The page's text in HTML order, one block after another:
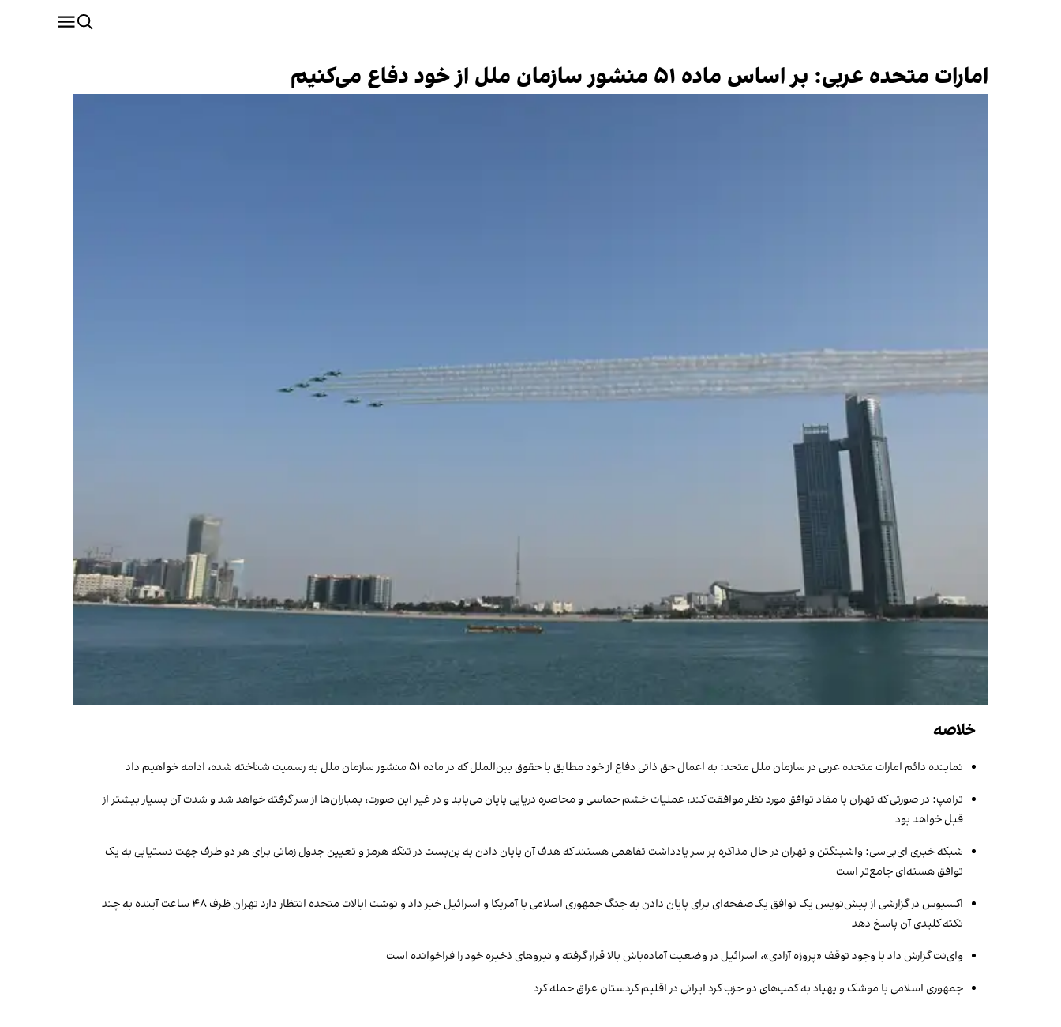
امارات متحده عربی: بر اساس ماده ۵۱ منشور سازمان ملل از خود دفاع می‌کنیم
خلاصه
نماینده دائم امارات متحده عربی در سازمان ملل متحد: به اعمال حق ذاتی دفاع از خود مطابق با حقوق بین‌الملل که در ماده ۵۱ منشور سازمان ملل به رسمیت شناخته شده، ادامه خواهیم داد
ترامپ: در صورتی که تهران با مفاد توافق مورد نظر موافقت کند، عملیات خشم حماسی و محاصره دریایی پایان می‌یابد و در غیر این صورت، بمباران‌ها از سر گرفته خواهد شد و شدت آن بسیار بیشتر از
قبل خواهد بود
شبکه خبری ای‌بی‌سی: واشینگتن و تهران در حال مذاکره بر سر یادداشت تفاهمی هستند که هدف آن پایان دادن به بن‌بست در تنگه هرمز و تعیین جدول زمانی برای هر دو طرف جهت دستیابی به یک
توافق هسته‌ای جامع‌تر است
اکسیوس در گزارشی از پیش‌نویس یک توافق یک‌صفحه‌ای برای پایان دادن به جنگ جمهوری اسلامی با آمریکا و اسرائیل خبر داد و نوشت ایالات متحده انتظار دارد تهران ظرف ۴۸ ساعت آینده به چند
نکته کلیدی آن پاسخ دهد
وای‌نت گزارش داد با وجود توقف «پروژه آزادی»، اسرائیل در وضعیت آماده‌باش بالا قرار گرفته و نیروهای ذخیره خود را فراخوانده است
جمهوری اسلامی با موشک و پهپاد به کمپ‌های دو حزب کرد ایرانی در اقلیم کردستان عراق حمله کرد